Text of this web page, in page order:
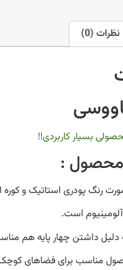
نظرات (0)
بسیار کاربردی!!
محصول :
رنگ پودری استاتیک و
است.
داشتن چهار پایه هم
مناسب برای فضاهای